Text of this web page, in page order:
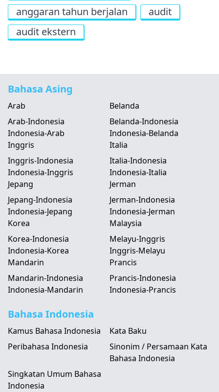
anggaran tahun berjalan
audit
audit ekstern
Bahasa Asing
Arab
Arab-Indonesia
Indonesia-Arab
Belanda
Belanda-Indonesia
Indonesia-Belanda
Inggris
Inggris-Indonesia
Indonesia-Inggris
Italia
Italia-Indonesia
Indonesia-Italia
Jepang
Jepang-Indonesia
Indonesia-Jepang
Jerman
Jerman-Indonesia
Indonesia-Jerman
Korea
Korea-Indonesia
Indonesia-Korea
Malaysia
Melayu-Inggris
Inggris-Melayu
Mandarin
Mandarin-Indonesia
Indonesia-Mandarin
Prancis
Prancis-Indonesia
Indonesia-Prancis
Bahasa Indonesia
Kamus Bahasa Indonesia
Kata Baku
Peribahasa Indonesia
Sinonim / Persamaan Kata
Bahasa Indonesia
Singkatan Umum Bahasa
Indonesia